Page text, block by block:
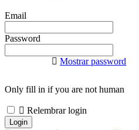
Email
Password
Mostrar password
Only fill in if you are not human
Relembrar login